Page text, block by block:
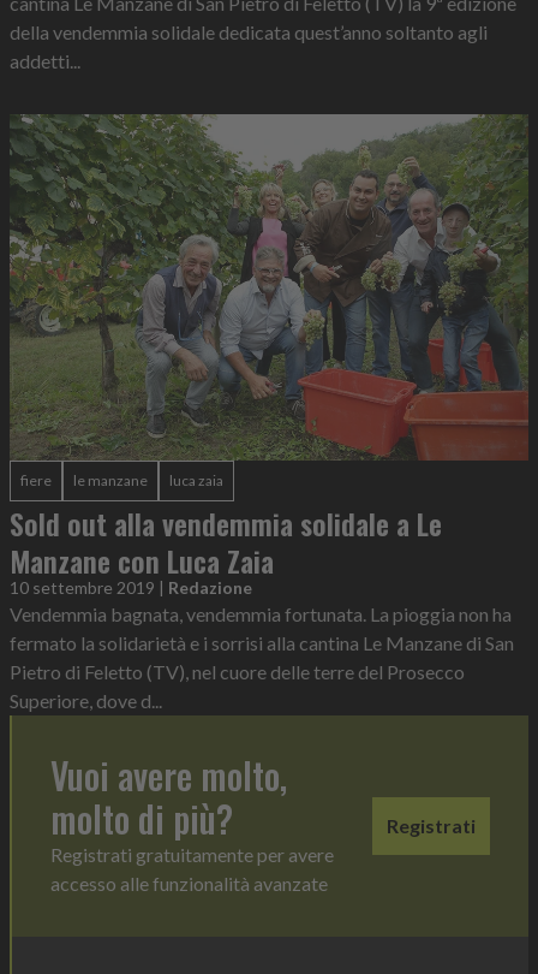
della vendemmia solidale dedicata quest’anno soltanto agli
addetti...
fiere le manzane luca zaia
Sold out alla vendemmia solidale a Le
Manzane con Luca Zaia
10 settembre 2019 | Redazione
Vendemmia bagnata, vendemmia fortunata. La pioggia non ha
fermato la solidarietà e i sorrisi alla cantina Le Manzane di San
Pietro di Feletto (TV), nel cuore delle terre del Prosecco
Superiore, dove d...
Vuoi avere molto,
molto di più?
Registrati gratuitamente per avere
accesso alle funzionalità avanzate
Registrati